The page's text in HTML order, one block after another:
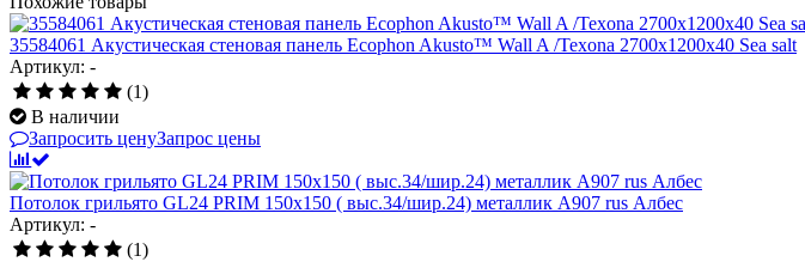
35584061 Акустическая стеновая панель Ecophon Akusto™ Wall A /Texona 2700x1200x40 Sea salt
Артикул: -
(1)
В наличии
Запросить ценуЗапрос цены
Потолок грильято GL24 PRIM 150х150 ( выс.34/шир.24) металлик А907 rus Албес
Артикул: -
(1)